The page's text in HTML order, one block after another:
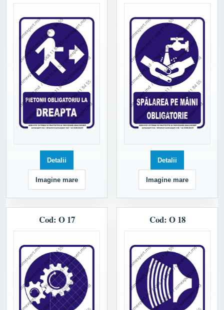
Detalii
Imagine mare
Detalii
Imagine mare
Cod: O 17 Cod: O 18